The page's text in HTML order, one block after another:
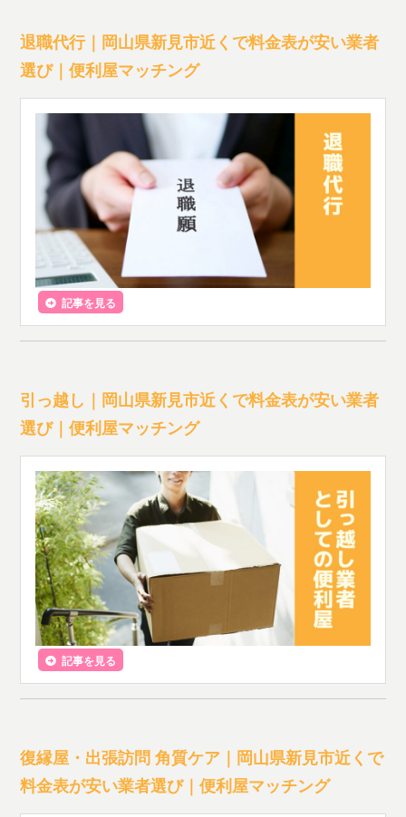
退職代行｜岡山県新見市近くで料金表が安い業者
選び｜便利屋マッチング
記事を見る
引っ越し｜岡山県新見市近くで料金表が安い業者
選び｜便利屋マッチング
記事を見る
復縁屋・出張訪問 角質ケア｜岡山県新見市近くで
料金表が安い業者選び｜便利屋マッチング